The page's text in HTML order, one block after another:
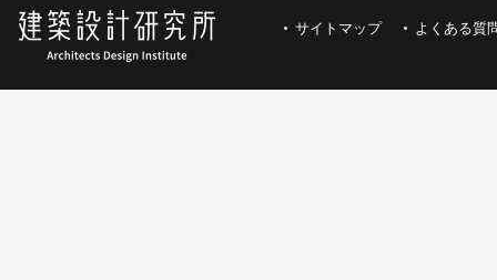
サイトマップ よくある質